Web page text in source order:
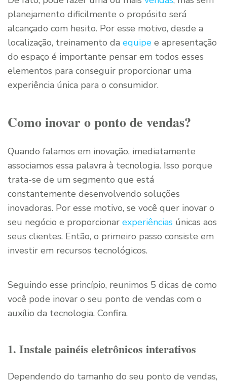
planejamento dificilmente o propósito será
alcançado com hesito. Por esse motivo, desde a
localização, treinamento da equipe e apresentação
do espaço é importante pensar em todos esses
elementos para conseguir proporcionar uma
experiência única para o consumidor.
Como inovar o ponto de vendas?
Quando falamos em inovação, imediatamente
associamos essa palavra à tecnologia. Isso porque
trata-se de um segmento que está
constantemente desenvolvendo soluções
inovadoras. Por esse motivo, se você quer inovar o
seu negócio e proporcionar experiências únicas aos
seus clientes. Então, o primeiro passo consiste em
investir em recursos tecnológicos.
Seguindo esse princípio, reunimos 5 dicas de como
você pode inovar o seu ponto de vendas com o
auxílio da tecnologia. Confira.
1. Instale painéis eletrônicos interativos
Dependendo do tamanho do seu ponto de vendas,